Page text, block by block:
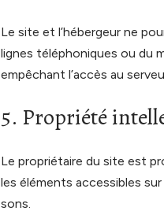
Le site et l’hébergeur ne
lignes téléphoniques ou du
empêchant l’accès au
5. Propriété
Le propriétaire du site est
les éléments accessibles
sons.